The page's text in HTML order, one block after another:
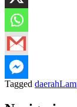
Tagged daerah